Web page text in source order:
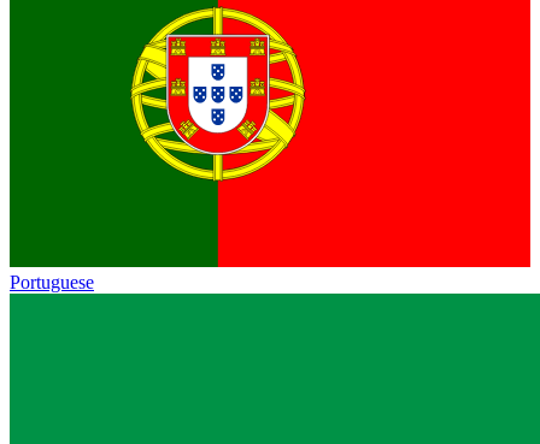
Portuguese